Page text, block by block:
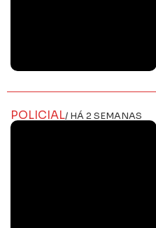
POLICIAL/ HÁ 2 SEMANAS